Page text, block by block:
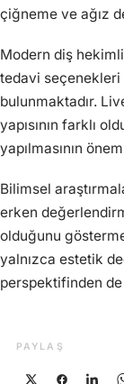
çiğneme ve ağız
Modern diş
tedavi seçenekleri
bulunmaktadır.
yapısının farklı
yapılmasının
Bilimsel
erken
olduğunu
yalnızca estetik
perspektifinden de
PAYLAŞ